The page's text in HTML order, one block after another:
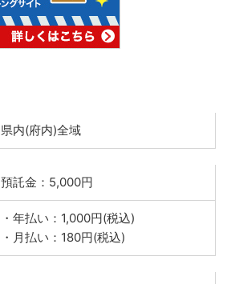
県内(府内)全域
預託金：5,000円
・年払い：1,000円(税込)
・月払い：180円(税込)